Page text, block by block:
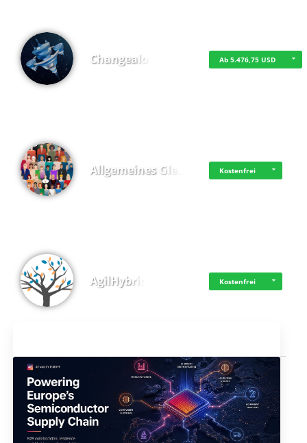
Changealot Ab 5.476,75 USD
Allgemeines Gle… Kostenfrei
AgilHybrid Kostenfrei